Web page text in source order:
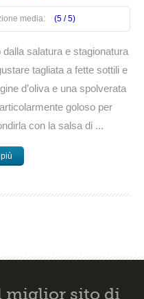
media: (5 /5)
salatura e stagionatura
tagliata a fette sottili e
d’oliva e una spolverata
goloso per
con la salsa di ...
miglior sito di